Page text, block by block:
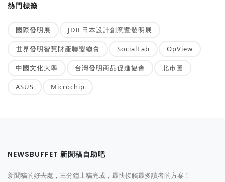
熱門標籤
國際發明展 JDIE日本設計創意暨發明展
世界發明智慧財產聯盟總會 SocialLab OpView
中國文化大學 台灣發明商品促進協會 北市圖
ASUS Microchip
NEWSBUFFET 新聞稿自助吧
新聞稿的好去處，三分鐘上稿完成，最快接觸最多讀者的方案！